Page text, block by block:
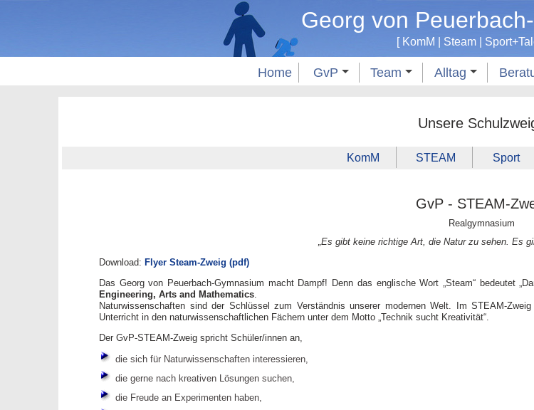
Georg von
[ KomM Steam| Sport+
Home GvP Team Alltag
Unsere
KomM STEAM Sport
GvP - STEAM-
Realgymnasium
„Es gibt keine richtige Art, die Natur zu sehen. Es
Download: Flyer Steam-Zweig (pdf)
Das Georg von Peuerbach-Gymnasium macht Dampf! Denn das englische Wort „Steam“ bedeutet
Engineering, Arts and Mathematics.
Naturwissenschaften sind der Schlüssel zum Verständnis unserer modernen Welt. Im STEAM-
Unterricht in den naturwissenschaftlichen Fächern unter dem Motto „Technik sucht Kreativität“.
Der GvP-STEAM-Zweig spricht Schüler/innen an,
die sich für Naturwissenschaften interessieren,
die gerne nach kreativen Lösungen suchen,
die Freude an Experimenten haben,